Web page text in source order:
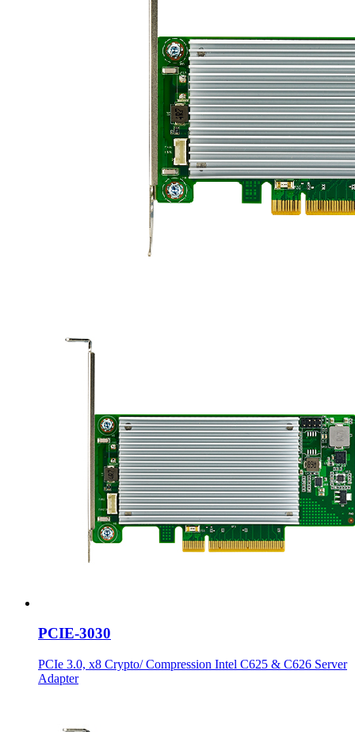
PCIE-3030
PCIe 3.0, x8 Crypto/ Compression Intel C625 & C626 Server
Adapter